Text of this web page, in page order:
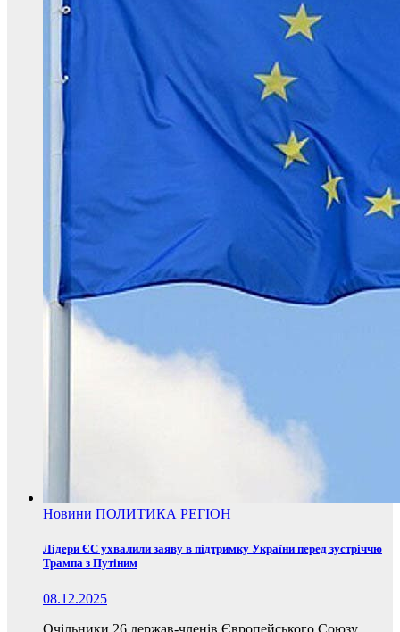
Новини ПОЛИТИКА РЕГІОН
Лідери ЄС ухвалили заяву в підтримку України перед зустріччю
Трампа з Путіним
08.12.2025
Очільники 26 держав-членів Європейського Союзу